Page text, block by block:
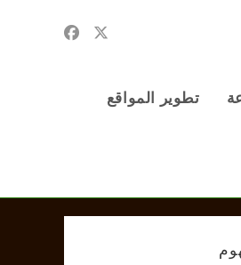
تطوير المواقع